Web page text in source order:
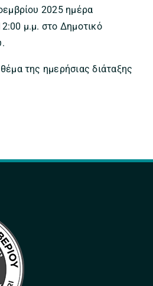
2025 ημέρα
μ.μ. στο Δημοτικό
της ημερήσιας διάταξης